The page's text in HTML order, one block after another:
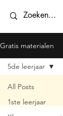
Gratis materialen
All Posts
1ste leerjaar
5de leerjaar